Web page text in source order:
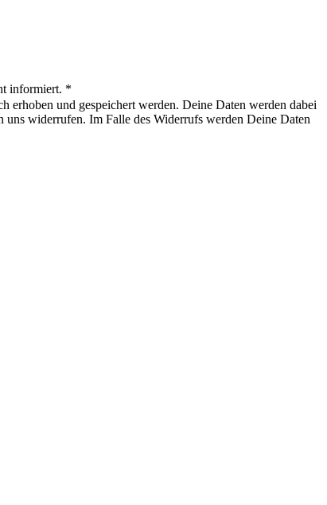
informiert. *
erhoben und gespeichert werden. Deine Daten werden dabei
widerrufen. Im Falle des Widerrufs werden Deine Daten